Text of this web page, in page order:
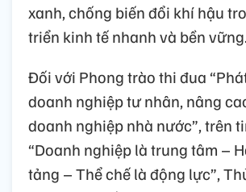
xanh, chống biến đổi khí hậu
triển kinh tế nhanh và bền vững.
Đối với Phong trào thi đua
doanh nghiệp tư nhân, nâng
doanh nghiệp nhà nước”, trên
“Doanh nghiệp là trung tâm –
tảng – Thể chế là động lực”,